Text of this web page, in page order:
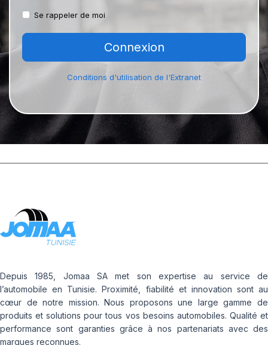
Se rappeler de moi
Connexion
Conditions d'utilisation de l'Extranet
Depuis 1985, Jomaa SA met son expertise au service de
l’automobile en Tunisie. Proximité, fiabilité et innovation sont au
cœur de notre mission. Nous proposons une large gamme de
produits et solutions pour tous vos besoins automobiles. Qualité et
performance sont garanties grâce à nos partenariats avec des
marques reconnues.